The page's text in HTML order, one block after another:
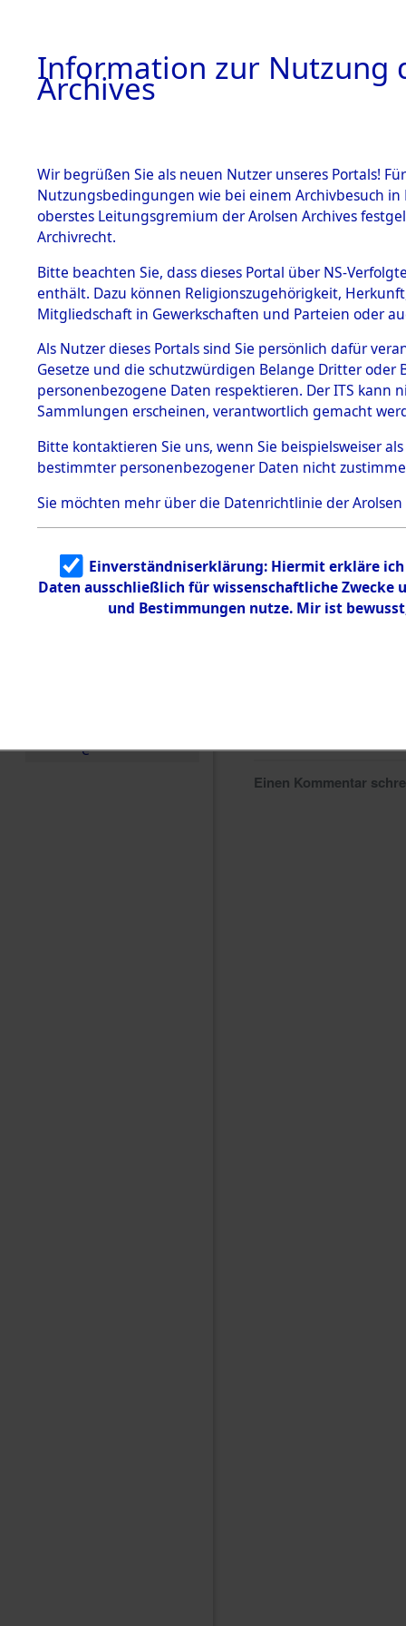
BESTÄNDE
1.
mente
5. Verschiedenes
5.3
Todesmärsche
5.3.1 Alliierte
Erhebungen
zu
Todesmärsch
en
5.3.2
Identifizierun
g
5.3.3
Todesmärsch
e
Einen Kommentar
Information zur Nutzung
Archives
Wir begrüßen Sie als neuen Nutzer unseres Portals!
Nutzungsbedingungen wie bei einem Archivbesuch
oberstes Leitungsgremium der Arolsen Archives
Archivrecht.
Bitte beachten Sie, dass dieses Portal über NS-
enthält. Dazu können Religionszugehörigkeit,
Mitgliedschaft in Gewerkschaften und Parteien oder
Als Nutzer dieses Portals sind Sie persönlich dafür
Gesetze und die schutzwürdigen Belange Dritter
personenbezogene Daten respektieren. Der ITS
Sammlungen erscheinen, verantwortlich gemacht
Bitte kontaktieren Sie uns, wenn Sie beispielsweiser
bestimmter personenbezogener Daten nicht
Sie möchten mehr über die Datenrichtlinie der Arolsen
Einverständniserklärung: Hiermit erkläre
Daten ausschließlich für wissenschaftliche
und Bestimmungen nutze. Mir ist